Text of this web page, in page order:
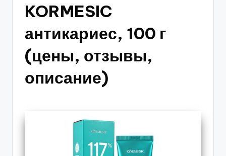
KORMESIC
антикариес, 100 г
(цены, отзывы,
описание)